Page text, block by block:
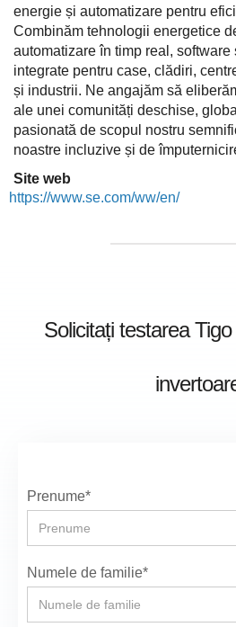
energie și automatizare pentru
Combinăm tehnologii energetice
automatizare în timp real,
integrate pentru case, clădiri,
și industrii. Ne angajăm să
ale unei comunități deschise,
pasionată de scopul nostru
noastre incluzive și de
Site web
https://www.se.com/ww/en/
Solicitați testarea
Prenume*
Numele de familie*